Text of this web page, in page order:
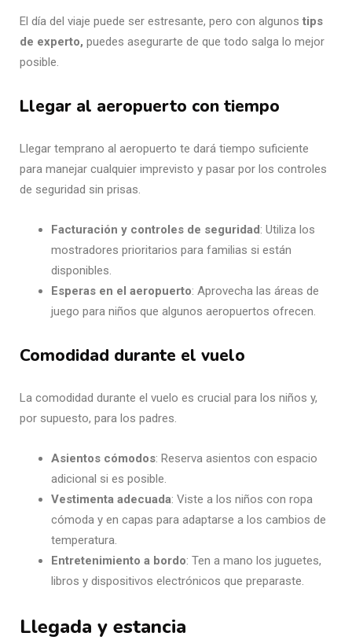
El día del viaje puede ser estresante, pero con algunos tips
de experto, puedes asegurarte de que todo salga lo mejor
posible.
Llegar al aeropuerto con tiempo
Llegar temprano al aeropuerto te dará tiempo suficiente
para manejar cualquier imprevisto y pasar por los controles
de seguridad sin prisas.
Facturación y controles de seguridad: Utiliza los
mostradores prioritarios para familias si están
disponibles.
Esperas en el aeropuerto: Aprovecha las áreas de
juego para niños que algunos aeropuertos ofrecen.
Comodidad durante el vuelo
La comodidad durante el vuelo es crucial para los niños y,
por supuesto, para los padres.
Asientos cómodos: Reserva asientos con espacio
adicional si es posible.
Vestimenta adecuada: Viste a los niños con ropa
cómoda y en capas para adaptarse a los cambios de
temperatura.
Entretenimiento a bordo: Ten a mano los juguetes,
libros y dispositivos electrónicos que preparaste.
Llegada y estancia